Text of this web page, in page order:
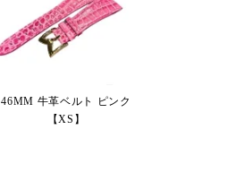
46MM 牛革ベルト ピンク
【XS】